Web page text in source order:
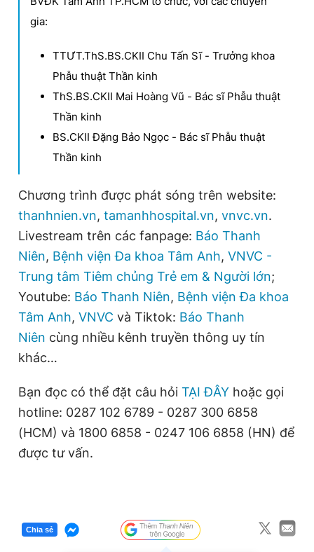
gia:
TTƯT.ThS.BS.CKII Chu Tấn Sĩ - Trưởng khoa
Phẫu thuật Thần kinh
ThS.BS.CKII Mai Hoàng Vũ - Bác sĩ Phẫu thuật
Thần kinh
BS.CKII Đặng Bảo Ngọc - Bác sĩ Phẫu thuật
Thần kinh
Chương trình được phát sóng trên website:
thanhnien.vn, tamanhhospital.vn, vnvc.vn.
Livestream trên các fanpage: Báo Thanh
Niên, Bệnh viện Đa khoa Tâm Anh, VNVC -
Trung tâm Tiêm chủng Trẻ em & Người lớn;
Youtube: Báo Thanh Niên, Bệnh viện Đa khoa
Tâm Anh, VNVC và Tiktok: Báo Thanh
Niên cùng nhiều kênh truyền thông uy tín
khác…
Bạn đọc có thể đặt câu hỏi TẠI ĐÂY hoặc gọi
hotline: 0287 102 6789 - 0287 300 6858
(HCM) và 1800 6858 - 0247 106 6858 (HN) để
được tư vấn.
Chia sẻ